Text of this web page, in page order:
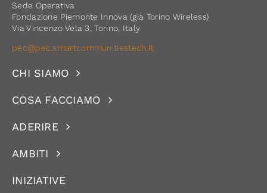
Sede Operativa
Fondazione Piemonte Innova (già Torino Wireless)
Via Vincenzo Vela 3, Torino, Italy
pec@pec.smartcommunitiestech.it
CHI SIAMO
COSA FACCIAMO
ADERIRE
AMBITI
INIZIATIVE